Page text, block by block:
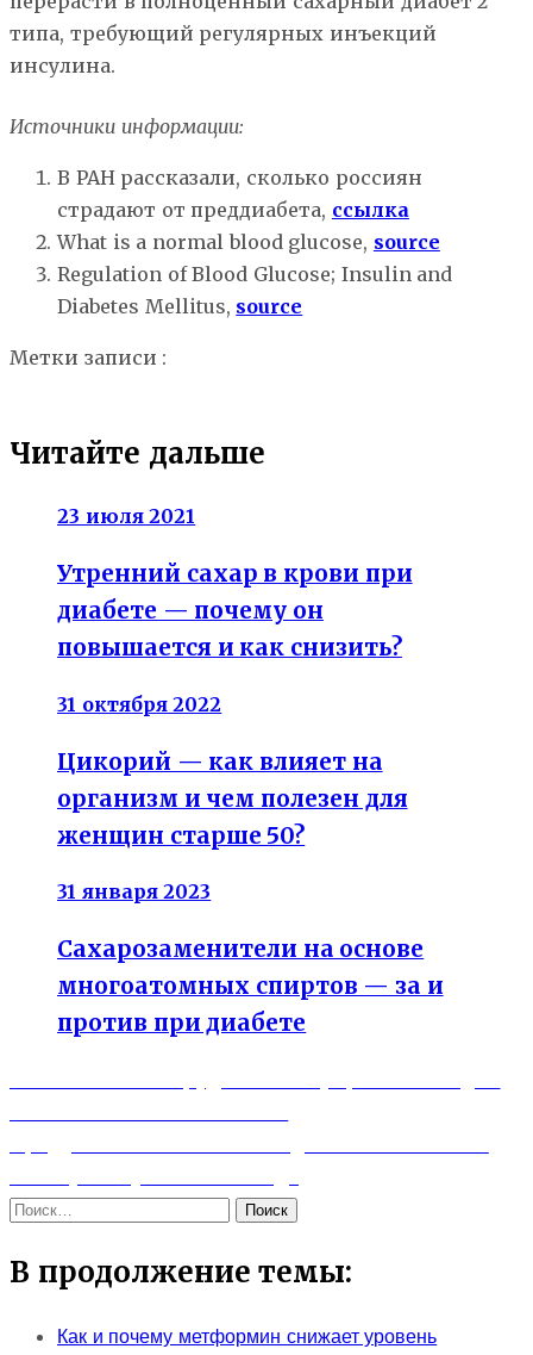
типа, требующий регулярных инъекций
инсулина.
Источники информации:
В РАН рассказали, сколько россиян
страдают от преддиабета, ссылка
What is a normal blood glucose, source
Regulation of Blood Glucose; Insulin and
Diabetes Mellitus, source
Метки записи :
Читайте дальше
23 июля 2021
Утренний сахар в крови при
диабете — почему он
повышается и как снизить?
31 октября 2022
Цикорий — как влияет на
организм и чем полезен для
женщин старше 50?
31 января 2023
Сахарозаменители на основе
многоатомных спиртов — за и
против при диабете
Навигация
по
записям
Найти:
В продолжение темы:
Как и почему метформин снижает уровень